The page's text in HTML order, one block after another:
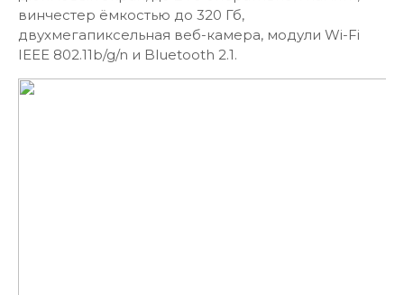
винчестер ёмкостью до 320 Гб,
двухмегапиксельная веб-камера, модули Wi-Fi
IEEE 802.11b/g/n и Bluetooth 2.1.